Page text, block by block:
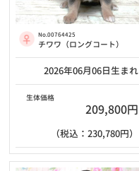
No.00764425
チワワ（ロングコート）
2026年06月06日生まれ
生体価格
209,800円
（税込：230,780円）